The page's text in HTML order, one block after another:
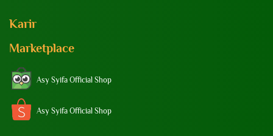
Karir
Marketplace
Asy Syifa Official Shop
Asy Syifa Official Shop